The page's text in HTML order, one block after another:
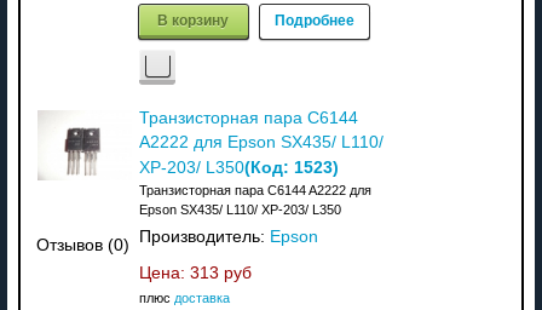
В корзину Подробнее
Отзывов (0)
Транзисторная пара C6144
A2222 для Epson SX435/ L110/
XP-203/ L350(Код: 1523)
Транзисторная пара C6144 A2222 для
Epson SX435/ L110/ XP-203/ L350
Производитель: Epson
Цена: 313 руб
плюс доставка